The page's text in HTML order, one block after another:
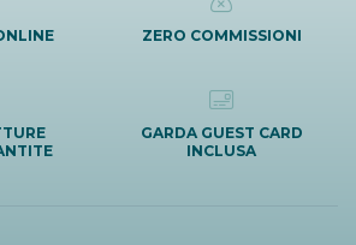
ZERO COMMISSIONI
GARDA GUEST CARD
INCLUSA